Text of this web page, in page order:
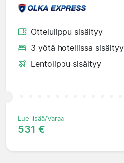
Ottelulippu sisältyy
3 yötä hotellissa sisältyy
Lentolippu sisältyy
Lue lisää/Varaa
531 €